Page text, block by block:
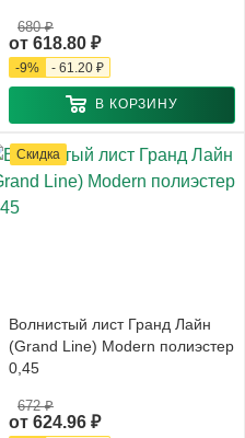
от 618.80 ₽
680 ₽
-9% - 61.20 ₽
В КОРЗИНУ
Скидка
Волнистый лист Гранд Лайн
(Grand Line) Modern полиэстер
0,45
от 624.96 ₽
672 ₽